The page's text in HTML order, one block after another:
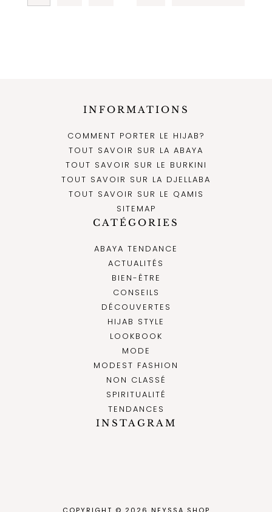
INFORMATIONS
COMMENT PORTER LE HIJAB?
TOUT SAVOIR SUR LA ABAYA
TOUT SAVOIR SUR LE BURKINI
TOUT SAVOIR SUR LA DJELLABA
TOUT SAVOIR SUR LE QAMIS
SITEMAP
CATÉGORIES
ABAYA TENDANCE
ACTUALITÉS
BIEN-ÊTRE
CONSEILS
DÉCOUVERTES
HIJAB STYLE
LOOKBOOK
MODE
MODEST FASHION
NON CLASSÉ
SPIRITUALITÉ
TENDANCES
INSTAGRAM